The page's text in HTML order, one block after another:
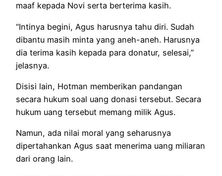
maaf kepada Novi serta berterima kasih.
“Intinya begini, Agus harusnya tahu diri. Sudah
dibantu masih minta yang aneh-aneh. Harusnya
dia terima kasih kepada para donatur, selesai,”
jelasnya.
Disisi lain, Hotman memberikan pandangan
secara hukum soal uang donasi tersebut. Secara
hukum uang tersebut memang milik Agus.
Namun, ada nilai moral yang seharusnya
dipertahankan Agus saat menerima uang miliaran
dari orang lain.